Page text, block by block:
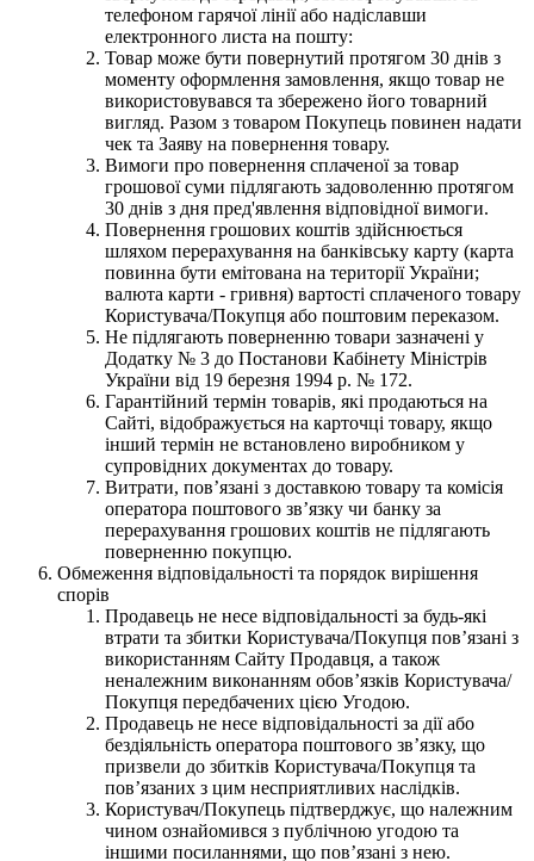
телефоном гарячої лінії або надіславши
електронного листа на пошту:
Товар може бути повернутий протягом 30 днів з
моменту оформлення замовлення, якщо товар не
використовувався та збережено його товарний
вигляд. Разом з товаром Покупець повинен надати
чек та Заяву на повернення товару.
Вимоги про повернення сплаченої за товар
грошової суми підлягають задоволенню протягом
30 днів з дня пред'явлення відповідної вимоги.
Повернення грошових коштів здійснюється
шляхом перерахування на банківську карту (карта
повинна бути емітована на території України;
валюта карти - гривня) вартості сплаченого товару
Користувача/Покупця або поштовим переказом.
Не підлягають поверненню товари зазначені у
Додатку № 3 до Постанови Кабінету Міністрів
України від 19 березня 1994 р. № 172.
Гарантійний термін товарів, які продаються на
Сайті, відображується на карточці товару, якщо
інший термін не встановлено виробником у
супровідних документах до товару.
Витрати, пов’язані з доставкою товару та комісія
оператора поштового зв’язку чи банку за
перерахування грошових коштів не підлягають
поверненню покупцю.
Обмеження відповідальності та порядок вирішення
спорів
Продавець не несе відповідальності за будь-які
втрати та збитки Користувача/Покупця пов’язані з
використанням Сайту Продавця, а також
неналежним виконанням обов’язків Користувача/
Покупця передбачених цією Угодою.
Продавець не несе відповідальності за дії або
бездіяльність оператора поштового зв’язку, що
призвели до збитків Користувача/Покупця та
пов’язаних з цим несприятливих наслідків.
Користувач/Покупець підтверджує, що належним
чином ознайомився з публічною угодою та
іншими посиланнями, що пов’язані з нею.